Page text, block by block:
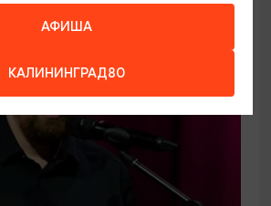
АФИША
КАЛИНИНГРАД80